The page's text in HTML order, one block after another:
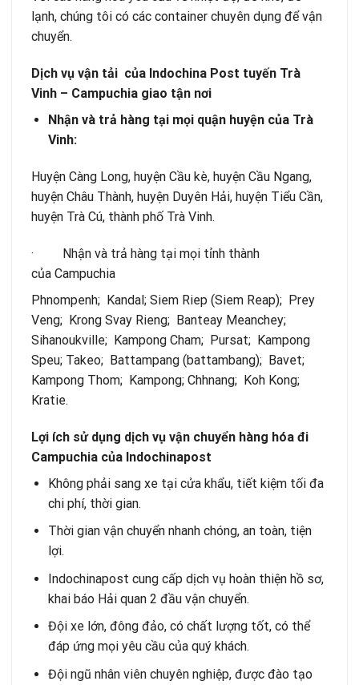
lạnh, chúng tôi có các container chuyên dụng để vận
chuyển.
Dịch vụ vận tải của Indochina Post tuyến Trà
Vinh – Campuchia giao tận nơi
Nhận và trả hàng tại mọi quận huyện của Trà
Vinh:
Huyện Càng Long, huyện Cầu kè, huyện Cầu Ngang,
huyện Châu Thành, huyện Duyên Hải, huyện Tiểu Cần,
huyện Trà Cú, thành phố Trà Vinh.
· Nhận và trả hàng tại mọi tỉnh thành
của Campuchia
Phnompenh; Kandal; Siem Riep (Siem Reap); Prey
Veng; Krong Svay Rieng; Banteay Meanchey;
Sihanoukville; Kampong Cham; Pursat; Kampong
Speu; Takeo; Battampang (battambang); Bavet;
Kampong Thom; Kampong; Chhnang; Koh Kong;
Kratie.
Lợi ích sử dụng dịch vụ vận chuyển hàng hóa đi
Campuchia của Indochinapost
Không phải sang xe tại cửa khẩu, tiết kiệm tối đa
chi phí, thời gian.
Thời gian vận chuyển nhanh chóng, an toàn, tiện
lợi.
Indochinapost cung cấp dịch vụ hoàn thiện hồ sơ,
khai báo Hải quan 2 đầu vận chuyển.
Đội xe lớn, đông đảo, có chất lượng tốt, có thể
đáp ứng mọi yêu cầu của quý khách.
Đội ngũ nhân viên chuyên nghiệp, được đào tạo